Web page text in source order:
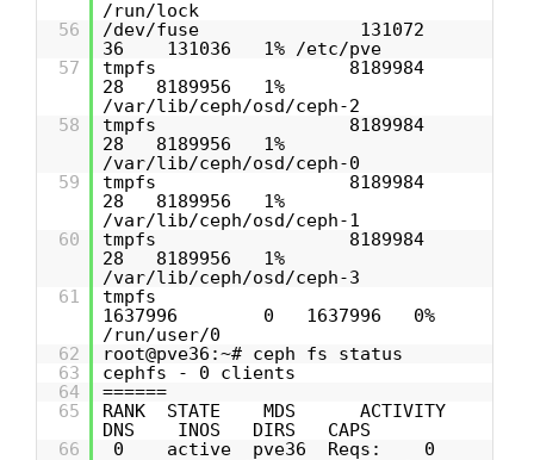
/run/lock
56
/dev/fuse 131072
36 131036 1% /etc/pve
57
tmpfs 8189984
28 8189956 1%
/var/lib/ceph/osd/ceph-2
58
tmpfs 8189984
28 8189956 1%
/var/lib/ceph/osd/ceph-0
59
tmpfs 8189984
28 8189956 1%
/var/lib/ceph/osd/ceph-1
60
tmpfs 8189984
28 8189956 1%
/var/lib/ceph/osd/ceph-3
61
tmpfs
1637996 0 1637996 0%
/run/user/0
62
root@pve36:~# ceph fs status
63
cephfs - 0 clients
64
======
65
RANK STATE MDS ACTIVITY
DNS INOS DIRS CAPS
66
0 active pve36 Reqs: 0